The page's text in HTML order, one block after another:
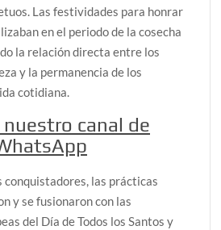
Las festividades para honrar
en el periodo de la cosecha
la relación directa entre los
y la permanencia de los
cotidiana.
nuestro canal de
conquistadores, las prácticas
y se fusionaron con las
del Día de Todos los Santos y